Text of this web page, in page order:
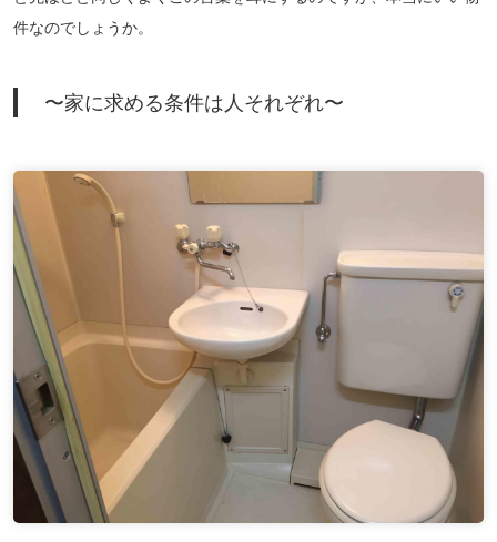
件なのでしょうか。
〜家に求める条件は人それぞれ〜